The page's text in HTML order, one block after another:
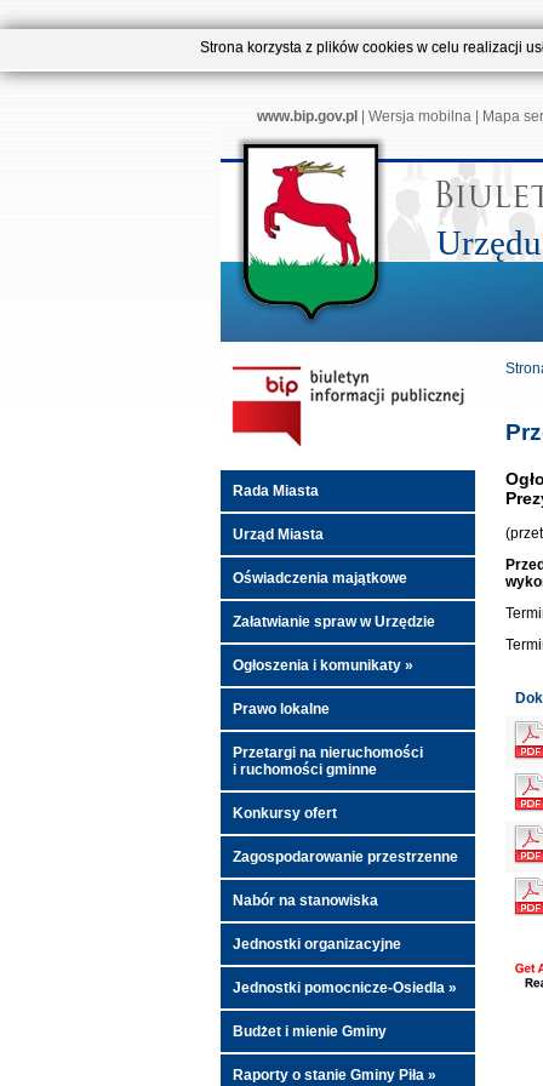
Strona korzysta z plików cookies w celu realizacji
www.bip.gov.pl Wersja mobilna| Mapa
Rada Miasta
Urząd Miasta
Oświadczenia majątkowe
Załatwianie spraw w Urzędzie
Ogłoszenia i komunikaty »
Prawo lokalne
Przetargi na nieruchomości
i ruchomości gminne
Konkursy ofert
Zagospodarowanie przestrzenne
Nabór na stanowiska
Jednostki organizacyjne
Jednostki pomocnicze-Osiedla »
Budżet i mienie Gminy
Raporty o stanie Gminy Piła »